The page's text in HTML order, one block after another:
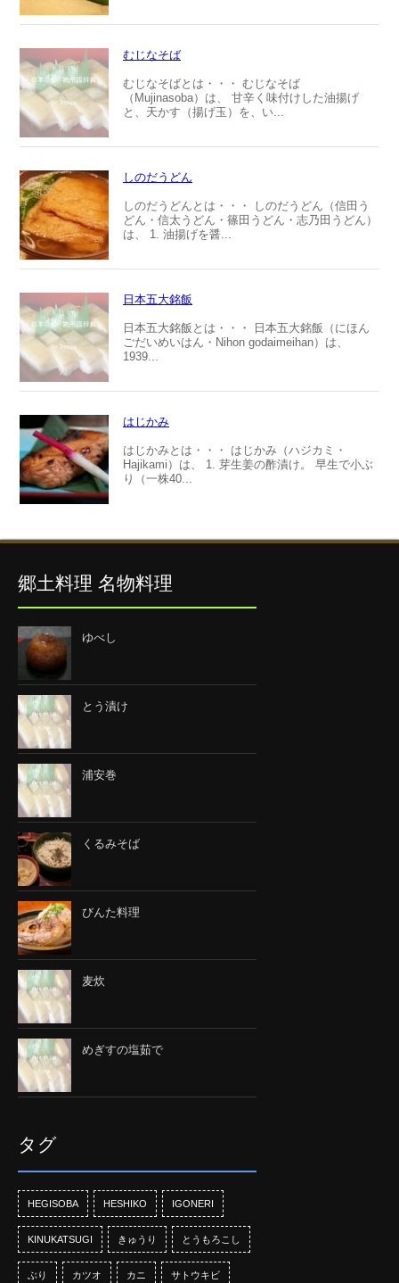
むじなそば
むじなそばとは・・・ むじなそば
（Mujinasoba）は、 甘辛く味付けした油揚げ
と、天かす（揚げ玉）を、い...
しのだうどん
しのだうどんとは・・・ しのだうどん（信田う
どん・信太うどん・篠田うどん・志乃田うどん）
は、 1. 油揚げを醤...
日本五大銘飯
日本五大銘飯とは・・・ 日本五大銘飯（にほん
ごだいめいはん・Nihon godaimeihan）は、
1939...
はじかみ
はじかみとは・・・ はじかみ（ハジカミ・
Hajikami）は、 1. 芽生姜の酢漬け。 早生で小ぶ
り（一株40...
郷土料理 名物料理
ゆべし
とう漬け
浦安巻
くるみそば
びんた料理
麦炊
めぎすの塩茹で
タグ
HEGISOBA HESHIKO IGONERI
KINUKATSUGI きゅうり とうもろこし
ぶり カツオ カニ サトウキビ